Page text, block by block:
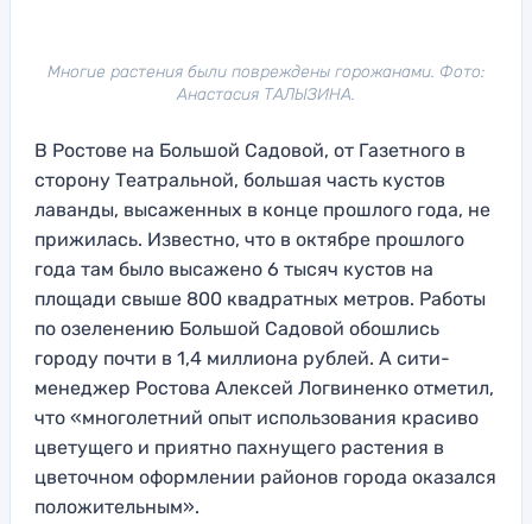
Многие растения были повреждены горожанами. Фото:
Анастасия ТАЛЫЗИНА.
В Ростове на Большой Садовой, от Газетного в
сторону Театральной, большая часть кустов
лаванды, высаженных в конце прошлого года, не
прижилась. Известно, что в октябре прошлого
года там было высажено 6 тысяч кустов на
площади свыше 800 квадратных метров. Работы
по озеленению Большой Садовой обошлись
городу почти в 1,4 миллиона рублей. А сити-
менеджер Ростова Алексей Логвиненко отметил,
что «многолетний опыт использования красиво
цветущего и приятно пахнущего растения в
цветочном оформлении районов города оказался
положительным».